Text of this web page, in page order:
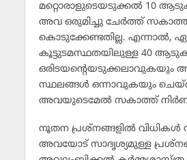
മറ്റൊരാളുടെയടുക്കല്‍ 10
അവ ഒരുമിച്ചു ചേര്‍ത്ത്
കൊടുക്കേണ്ടതില്ല. എന്നാല്‍,
കൂട്ടുടമസ്ഥതയിലുള്ള 40
ഒരിടയന്റെയടുക്കലാവുകയും
സ്ഥലങ്ങള്‍ ഒന്നാവുകയും
അവയുടെമേല്‍ സകാത്ത്
നൂതന പ്രശ്നങ്ങളില്‍ വിധികള്‍
അവയോട് സാദൃശ്യമുള്ള